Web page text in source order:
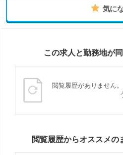
気に
この求人と勤務地が
閲覧履歴がありません
閲覧履歴からオススメの